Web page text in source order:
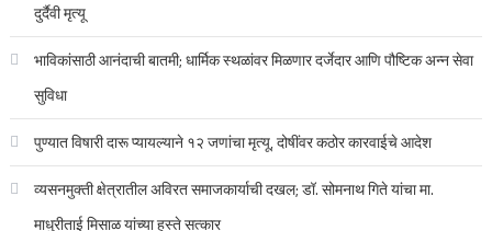
दुर्दैवी मृत्यू
भाविकांसाठी आनंदाची बातमी; धार्मिक स्थळांवर मिळणार दर्जेदार आणि पौष्टिक अन्न सेवा
सुविधा
पुण्यात विषारी दारू प्यायल्याने १२ जणांचा मृत्यू, दोषींवर कठोर कारवाईचे आदेश
व्यसनमुक्ती क्षेत्रातील अविरत समाजकार्याची दखल; डॉ. सोमनाथ गिते यांचा मा.
माधुरीताई मिसाळ यांच्या हस्ते सत्कार